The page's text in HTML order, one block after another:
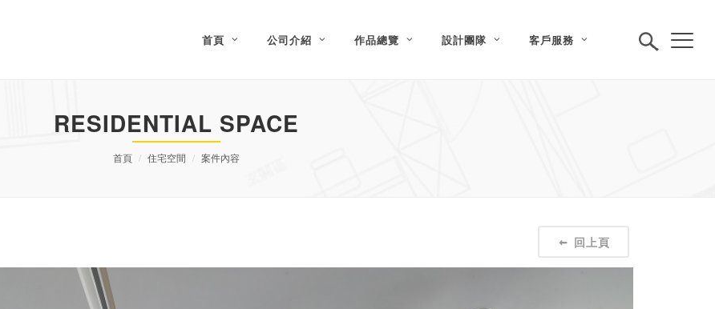
首頁 公司介紹 作品總覽 設計團隊 客戶服務
RESIDENTIAL SPACE
首頁 住宅空間 案件內容
回上頁